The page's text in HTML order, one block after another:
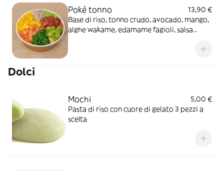
Pokè tonno
13,90 €
Base di riso, tonno crudo, avocado, mango,
alghe wakame, edamame fagioli, salsa
Dolci
Mochi
5,00 €
Pasta di riso con cuore di gelato 3 pezzi a
scelta